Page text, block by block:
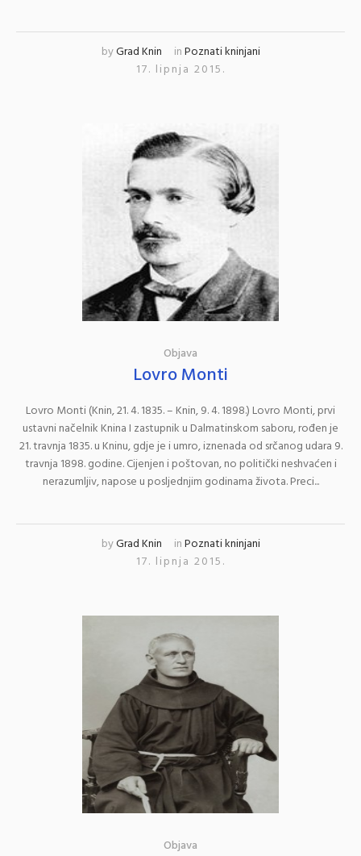
byGrad Knin inPoznati kninjani
17. lipnja 2015.
Objava
Lovro Monti
Lovro Monti (Knin, 21. 4. 1835. – Knin, 9. 4. 1898.) Lovro Monti, prvi
ustavni načelnik Knina I zastupnik u Dalmatinskom saboru, rođen je
21. travnja 1835. u Kninu, gdje je i umro, iznenada od srčanog udara 9.
travnja 1898. godine. Cijenjen i poštovan, no politički neshvaćen i
nerazumljiv, napose u posljednjim godinama života. Preci...
byGrad Knin inPoznati kninjani
17. lipnja 2015.
Objava